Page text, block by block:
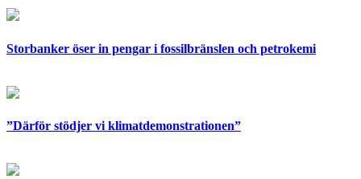
Storbanker öser in pengar i fossilbränslen och petrokemi
”Därför stödjer vi klimatdemonstrationen”